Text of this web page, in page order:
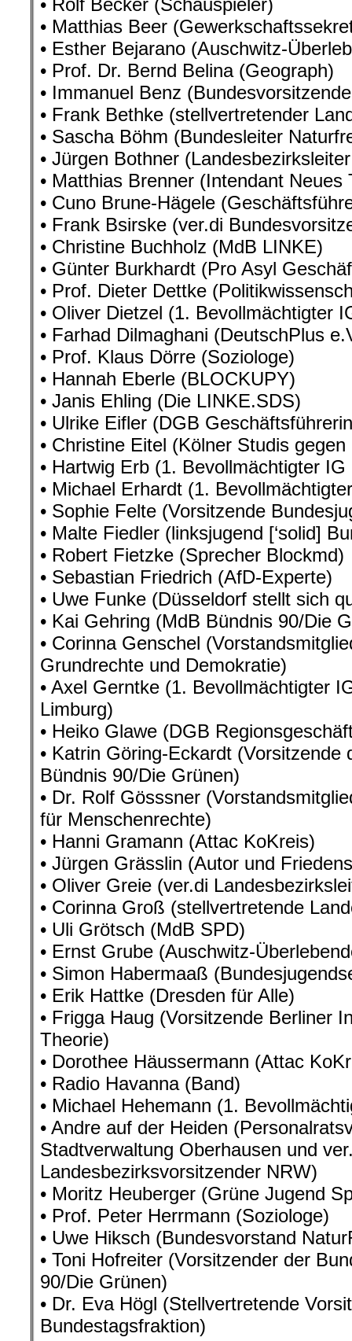
• Rolf Becker (Schauspieler)
• Matthias Beer
• Esther Bejarano (Auschwitz-
• Prof. Dr. Bernd Belina (Geograph)
• Immanuel Benz
• Frank Bethke (stellvertretender
• Sascha Böhm (Bundesleiter
• Jürgen Bothner
• Matthias Brenner (Intendant Neues
• Cuno Brune-Hägele
• Frank Bsirske (ver.di
• Christine Buchholz (MdB LINKE)
• Günter Burkhardt (Pro Asyl
• Prof. Dieter Dettke
• Oliver Dietzel (1. Bevollmächtigter
• Farhad Dilmaghani (DeutschPlus
• Prof. Klaus Dörre (Soziologe)
• Hannah Eberle (BLOCKUPY)
• Janis Ehling (Die LINKE.SDS)
• Ulrike Eifler (DGB
• Christine Eitel (Kölner Studis
• Hartwig Erb (1. Bevollmächtigter
• Michael Erhardt (1.
• Sophie Felte (Vorsitzende
• Malte Fiedler (linksjugend [‘solid]
• Robert Fietzke (Sprecher Blockmd)
• Sebastian Friedrich (AfD-Experte)
• Uwe Funke (Düsseldorf stellt sich
• Kai Gehring (MdB Bündnis 90/Die
• Corinna Genschel
Grundrechte und Demokratie)
• Axel Gerntke (1. Bevollmächtigter
Limburg)
• Heiko Glawe (DGB
• Katrin Göring-Eckardt (Vorsitzende
Bündnis 90/Die Grünen)
• Dr. Rolf Gösssner
für Menschenrechte)
• Hanni Gramann (Attac KoKreis)
• Jürgen Grässlin (Autor und
• Oliver Greie (ver.di
• Corinna Groß (stellvertretende
• Uli Grötsch (MdB SPD)
• Ernst Grube (Auschwitz-
• Simon Habermaaß
• Erik Hattke (Dresden für Alle)
• Frigga Haug (Vorsitzende Berliner
Theorie)
• Dorothee Häussermann (Attac
• Radio Havanna (Band)
• Michael Hehemann (1.
• Andre auf der Heiden
Stadtverwaltung Oberhausen und
Landesbezirksvorsitzender NRW)
• Moritz Heuberger (Grüne Jugend
• Prof. Peter Herrmann (Soziologe)
• Uwe Hiksch (Bundesvorstand
• Toni Hofreiter (Vorsitzender der
90/Die Grünen)
• Dr. Eva Högl (Stellvertretende
Bundestagsfraktion)